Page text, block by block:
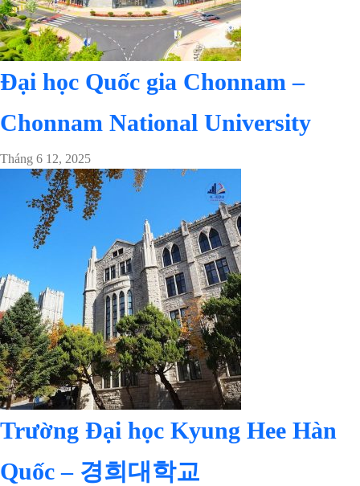
Đại học Quốc gia Chonnam –
Chonnam National University
Tháng 6 12, 2025
Trường Đại học Kyung Hee Hàn
Quốc – 경희대학교